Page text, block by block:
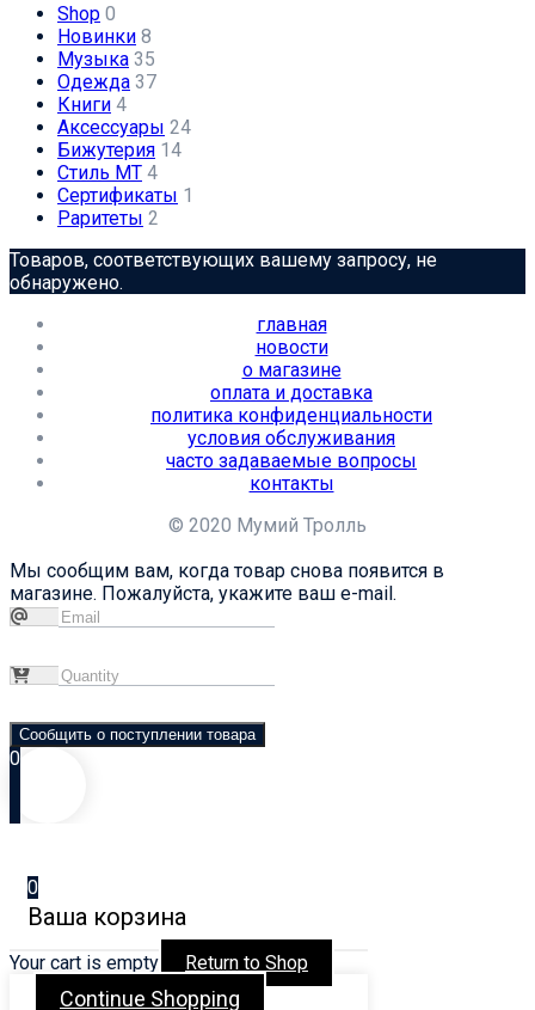
Shop 0
Новинки 8
Музыка 35
Одежда 37
Книги 4
Аксессуары 24
Бижутерия 14
Стиль МТ 4
Сертификаты 1
Раритеты 2
Товаров, соответствующих вашему запросу, не
обнаружено.
главная
новости
о магазине
оплата и доставка
политика конфиденциальности
условия обслуживания
часто задаваемые вопросы
контакты
© 2020 Мумий Тролль
Мы сообщим вам, когда товар снова появится в
магазине. Пожалуйста, укажите ваш e-mail.
Сообщить о поступлении товара
0
0
Ваша корзина
Your cart is empty Return to Shop
Continue Shopping